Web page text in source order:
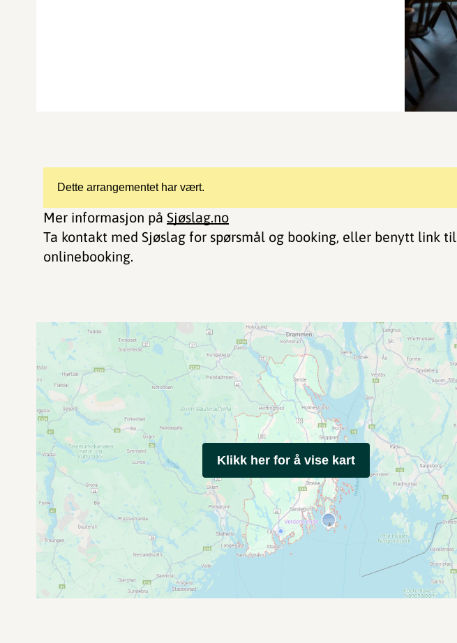
Dette arrangementet har vært.
Mer informasjon på Sjøslag.no
Ta kontakt med Sjøslag for spørsmål og booking, eller benytt link til
onlinebooking.
Klikk her for å vise kart